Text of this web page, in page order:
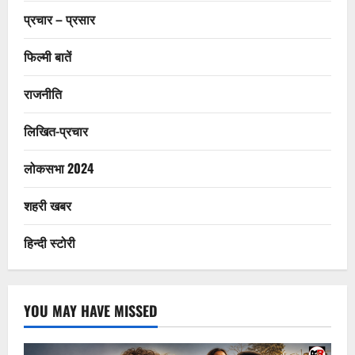
प्रचार – प्रसार
फिल्मी बातें
राजनीति
लिखित-प्रचार
लोकसभा 2024
शहरी खबर
हिन्दी स्टोरी
YOU MAY HAVE MISSED